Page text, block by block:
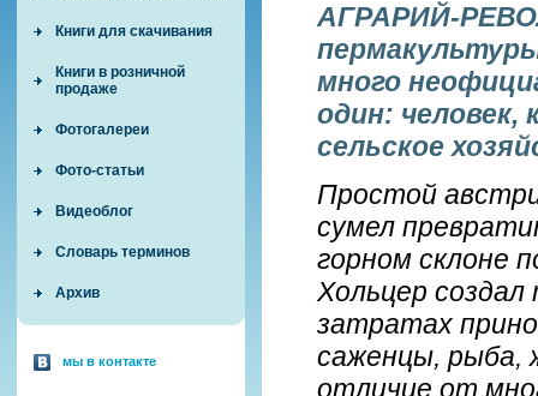
Книги для скачивания
Книги в розничной
продаже
Фотогалереи
Фото-статьи
Видеоблог
Словарь терминов
Архив
мы в контакте
АГРАРИЙ-
много
один:
сельское
Простой
сумел
горном склоне
Хольцер
затратах
саженцы, рыба,
отличие от